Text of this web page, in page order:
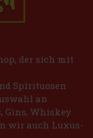
der sich mit
Spirituosen
an
Gins, Whiskey
wir auch Luxus-